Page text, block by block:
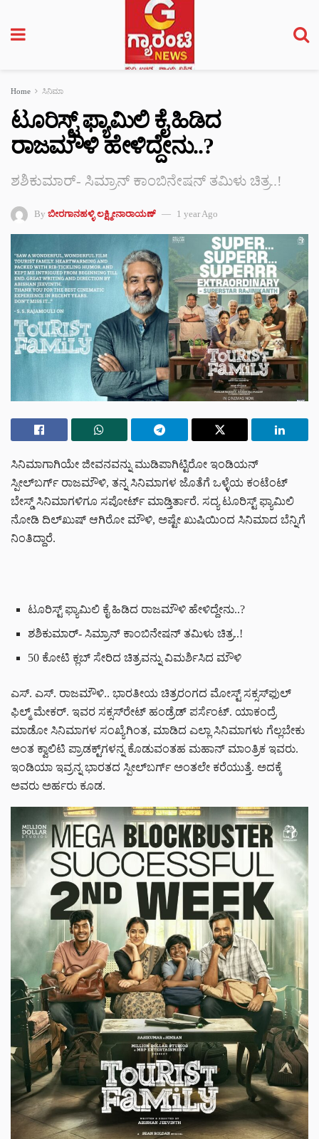
Home ಸಿನಿಮಾ
ಟೂರಿಸ್ಟ್ ಫ್ಯಾಮಿಲಿ ಕೈ ಹಿಡಿದ
ರಾಜಮೌಳಿ ಹೇಳಿದ್ದೇನು..?
ಶಶಿಕುಮಾರ್- ಸಿಮ್ರಾನ್ ಕಾಂಬಿನೇಷನ್ ತಮಿಳು ಚಿತ್ರ..!
By ಬೀರಗಾನಹಳ್ಳಿ ಲಕ್ಷ್ಮೀನಾರಾಯಣ್ 1 year Ago
ಸಿನಿಮಾಗಾಗಿಯೇ ಜೀವನವನ್ನು ಮುಡಿಪಾಗಿಟ್ಟಿರೋ ಇಂಡಿಯನ್
ಸ್ಪೀಲ್‌ಬರ್ಗ್ ರಾಜಮೌಳಿ, ತನ್ನ ಸಿನಿಮಾಗಳ ಜೊತೆಗೆ ಒಳ್ಳೆಯ ಕಂಟೆಂಟ್
ಬೇಸ್ಡ್ ಸಿನಿಮಾಗಳಿಗೂ ಸಪೋರ್ಟ್ ಮಾಡ್ತಿರ್ತಾರೆ. ಸದ್ಯ ಟೂರಿಸ್ಟ್ ಫ್ಯಾಮಿಲಿ
ನೋಡಿ ದಿಲ್‌ಖುಷ್ ಆಗಿರೋ ಮೌಳಿ, ಅಷ್ಟೇ ಖುಷಿಯಿಂದ ಸಿನಿಮಾದ ಬೆನ್ನಿಗೆ
ನಿಂತಿದ್ದಾರೆ.
ಟೂರಿಸ್ಟ್ ಫ್ಯಾಮಿಲಿ ಕೈ ಹಿಡಿದ ರಾಜಮೌಳಿ ಹೇಳಿದ್ದೇನು..?
ಶಶಿಕುಮಾರ್- ಸಿಮ್ರಾನ್ ಕಾಂಬಿನೇಷನ್ ತಮಿಳು ಚಿತ್ರ..!
50 ಕೋಟಿ ಕ್ಲಬ್ ಸೇರಿದ ಚಿತ್ರವನ್ನು ವಿಮರ್ಶಿಸಿದ ಮೌಳಿ
ಎಸ್. ಎಸ್. ರಾಜಮೌಳಿ.. ಭಾರತೀಯ ಚಿತ್ರರಂಗದ ಮೋಸ್ಟ್ ಸಕ್ಸಸ್‌ಫುಲ್
ಫಿಲ್ಮ್ ಮೇಕರ್. ಇವರ ಸಕ್ಸಸ್‌ರೇಟ್ ಹಂಡ್ರೆಡ್ ಪರ್ಸೆಂಟ್. ಯಾಕಂದ್ರೆ
ಮಾಡೋ ಸಿನಿಮಾಗಳ ಸಂಖ್ಯೆಗಿಂತ, ಮಾಡಿದ ಎಲ್ಲಾ ಸಿನಿಮಾಗಳು ಗೆಲ್ಲಬೇಕು
ಅಂತ ಕ್ವಾಲಿಟಿ ಪ್ರಾಡಕ್ಟ್‌‌ಗಳನ್ನ ಕೊಡುವಂತಹ ಮಹಾನ್ ಮಾಂತ್ರಿಕ ಇವರು.
ಇಂಡಿಯಾ ಇವ್ರನ್ನ ಭಾರತದ ಸ್ಪೀಲ್‌ಬರ್ಗ್‌‌ ಅಂತಲೇ ಕರೆಯುತ್ತೆ. ಅದಕ್ಕೆ
ಅವರು ಅರ್ಹರು ಕೂಡ.